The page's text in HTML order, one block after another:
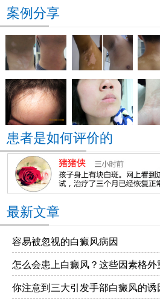
案例分享
患者是如何评价的
最新文章
容易被忽视的白癜风病因
怎么会患上白癜风？这些因素格外
你注意到三大引发手部白癜风的诱